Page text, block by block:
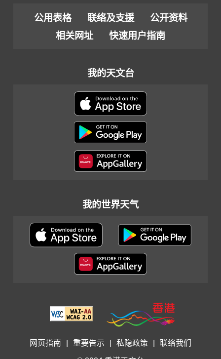
公用表格 联络及支援
公开资料
相关网址
快速用户指南
我的天文台
我的世界天气
网页指南 重要告示 私隐政策 联络我们